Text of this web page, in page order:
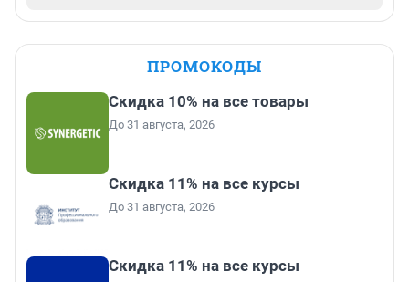
ПРОМОКОДЫ
Скидка 10% на все товары
До 31 августа, 2026
Скидка 11% на все курсы
До 31 августа, 2026
Скидка 11% на все курсы